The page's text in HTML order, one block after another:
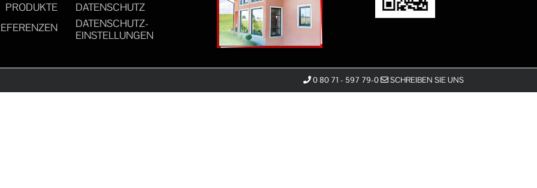
PRODUKTE
DATENSCHUTZ
DATENSCHUTZ-
EINSTELLUNGEN
0 80 71 - 597 79-0 SCHREIBEN SIE UNS